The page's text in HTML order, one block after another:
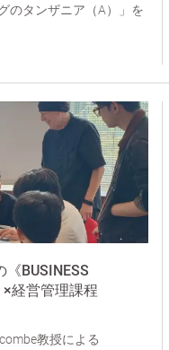
のタンザニア（A）」を
BUSINESS
×経営管理課程
教授による